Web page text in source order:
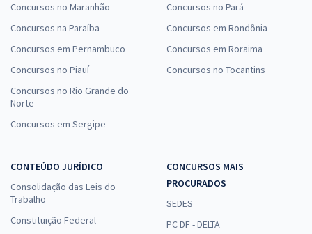
Concursos no Maranhão
Concursos na Paraíba
Concursos em Pernambuco
Concursos no Piauí
Concursos no Rio Grande do
Norte
Concursos em Sergipe
Concursos no Pará
Concursos em Rondônia
Concursos em Roraima
Concursos no Tocantins
CONTEÚDO JURÍDICO
Consolidação das Leis do
Trabalho
Constituição Federal
CONCURSOS MAIS
PROCURADOS
SEDES
PC DF - DELTA